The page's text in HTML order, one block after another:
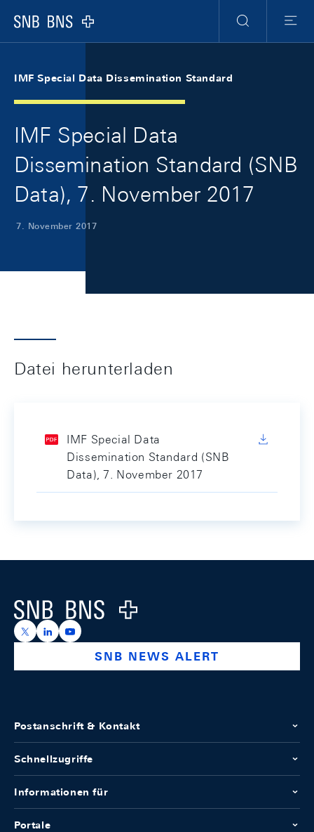
Logo
Suche
Menu
IMF Special Data Dissemination Standard
IMF Special Data
Dissemination Standard (SNB
Data), 7. November 2017
7. November 2017
Datei herunterladen
IMF Special Data
Dissemination Standard (SNB
Data), 7. November 2017
Logo
https://x.com/snb_bns
https://ch.linkedin.com/company/swiss-national-
https://www.youtube.com/@swissnationalbank
SNB NEWS ALERT
Postanschrift & Kontakt
Schnellzugriffe
Informationen für
Portale